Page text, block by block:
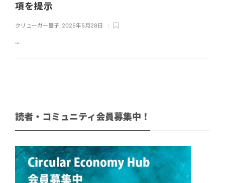
項を提示
クリューガー量子, 2025年5月28日
...
読者・コミュニティ会員募集中！